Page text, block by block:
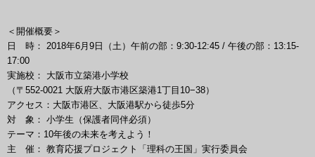
＜開催概要＞
日 時： 2018年6月9日（土）午前の部：9:30-12:45 / 午後の部：13:15-
17:00
実施校： 大阪市立築港小学校
（〒552-0021 大阪府大阪市港区築港1丁目10−38）
アクセス：大阪市港区、大阪港駅から徒歩5分
対 象： 小学生（保護者同伴必須）
テーマ：10年後の未来を考えよう！
主 催： 教育応援プロジェクト「理科の王国」実行委員会